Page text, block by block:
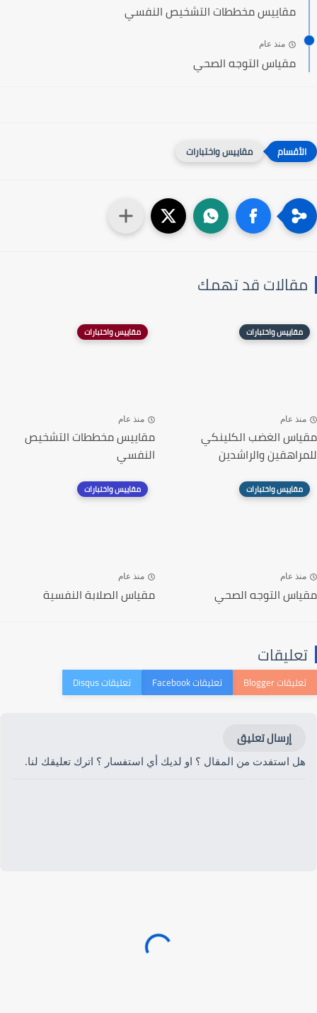
مقاييس مخططات التشخيص النفسي
منذ عام
مقياس التوجه الصحي
مقاييس واختبارات
مقالات قد تهمك
مقاييس واختبارات
منذ عام
مقياس الغضب الكلينكي
للمراهقين والراشدين
مقاييس واختبارات
منذ عام
مقاييس مخططات التشخيص
النفسي
مقاييس واختبارات
منذ عام
مقياس التوجه الصحي
مقاييس واختبارات
منذ عام
مقياس الصلابة النفسية
تعليقات
إرسال تعليق
هل استفدت من المقال ؟ او لديك أي استفسار ؟ اترك تعليقك لنا.